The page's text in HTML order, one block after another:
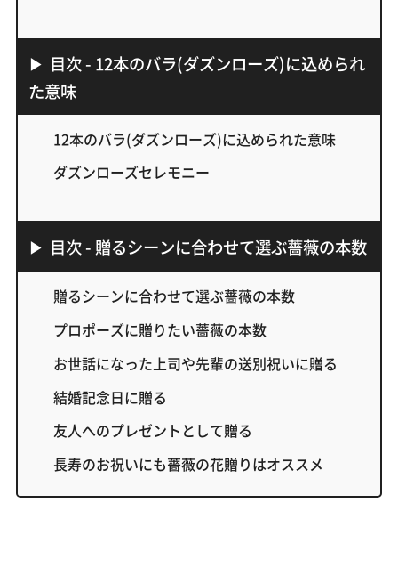
目次 - 12本のバラ(ダズンローズ)に込められ
た意味
12本のバラ(ダズンローズ)に込められた意味
ダズンローズセレモニー
目次 - 贈るシーンに合わせて選ぶ薔薇の本数
贈るシーンに合わせて選ぶ薔薇の本数
プロポーズに贈りたい薔薇の本数
お世話になった上司や先輩の送別祝いに贈る
結婚記念日に贈る
友人へのプレゼントとして贈る
長寿のお祝いにも薔薇の花贈りはオススメ